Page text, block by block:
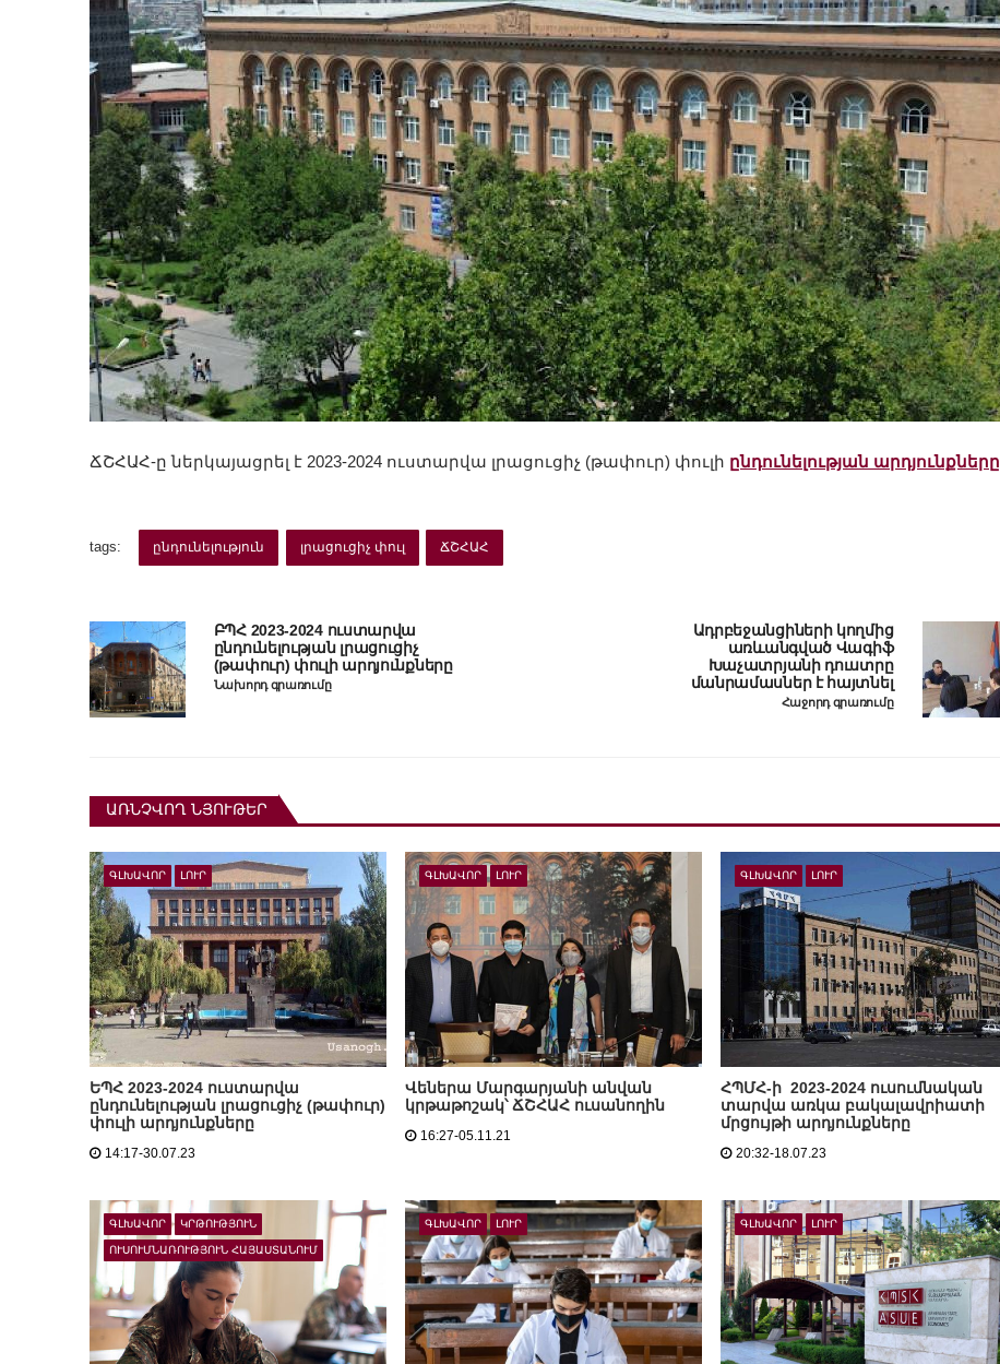
ՃՇՀԱՀ-ը ներկայացրել է 2023-2024 ուստարվա լրացուցիչ (թափուր) փուլի ընդունելության արդյունքները
tags: ընդունելություն լրացուցիչ փուլ ՃՇՀԱՀ
ԲՊՀ 2023-2024 ուստարվա
ընդունելության լրացուցիչ
(թափուր) փուլի արդյունքները
Նախորդ գրառումը
Ադրբեջանցիների կողմից
առևանգված Վագիֆ
Խաչատրյանի դուստրը
մանրամասներ է հայտնել
Հաջորդ գրառումը
ԱՌՆՉՎՈՂ ՆՅՈՒԹԵՐ
ԳԼԽԱՎՈՐ ԼՈՒՐ
ԵՊՀ 2023-2024 ուստարվա
ընդունելության լրացուցիչ (թափուր)
փուլի արդյունքները
14:17-30.07.23
ԳԼԽԱՎՈՐ ԼՈՒՐ
Վեներա Մարգարյանի անվան
կրթաթոշակ՝ ՃՇՀԱՀ ուսանողին
16:27-05.11.21
ԳԼԽԱՎՈՐ ԼՈՒՐ
ՀՊՄՀ-ի 2023-2024 ուսումնական
տարվա առկա բակալավրիատի
մրցույթի արդյունքները
20:32-18.07.23
ԳԼԽԱՎՈՐ ԿՐԹՈՒԹՅՈՒՆ
ՈՒՍՈՒՄՆԱՌՈՒԹՅՈՒՆ ՀԱՅԱՍՏԱՆՈՒՄ
ԳԼԽԱՎՈՐ ԼՈՒՐ ԳԼԽԱՎՈՐ ԼՈՒՐ